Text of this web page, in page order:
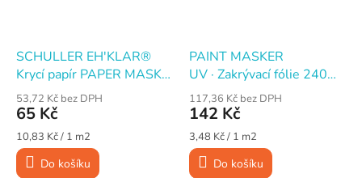
SCHULLER EH'KLAR®
Krycí papír PAPER MASK,
30 cm × 20 m, s
maskovací páskou 15 mm
53,72 Kč bez DPH
65 Kč
Měrná
cena:
10,83 Kč / 1 m2
Do košíku
PAINT MASKER
UV · Zakrývací fólie 240
cm × 17 m s maskovací
páskou 15 mm
117,36 Kč bez DPH
142 Kč
Měrná
cena:
3,48 Kč / 1 m2
Do košíku